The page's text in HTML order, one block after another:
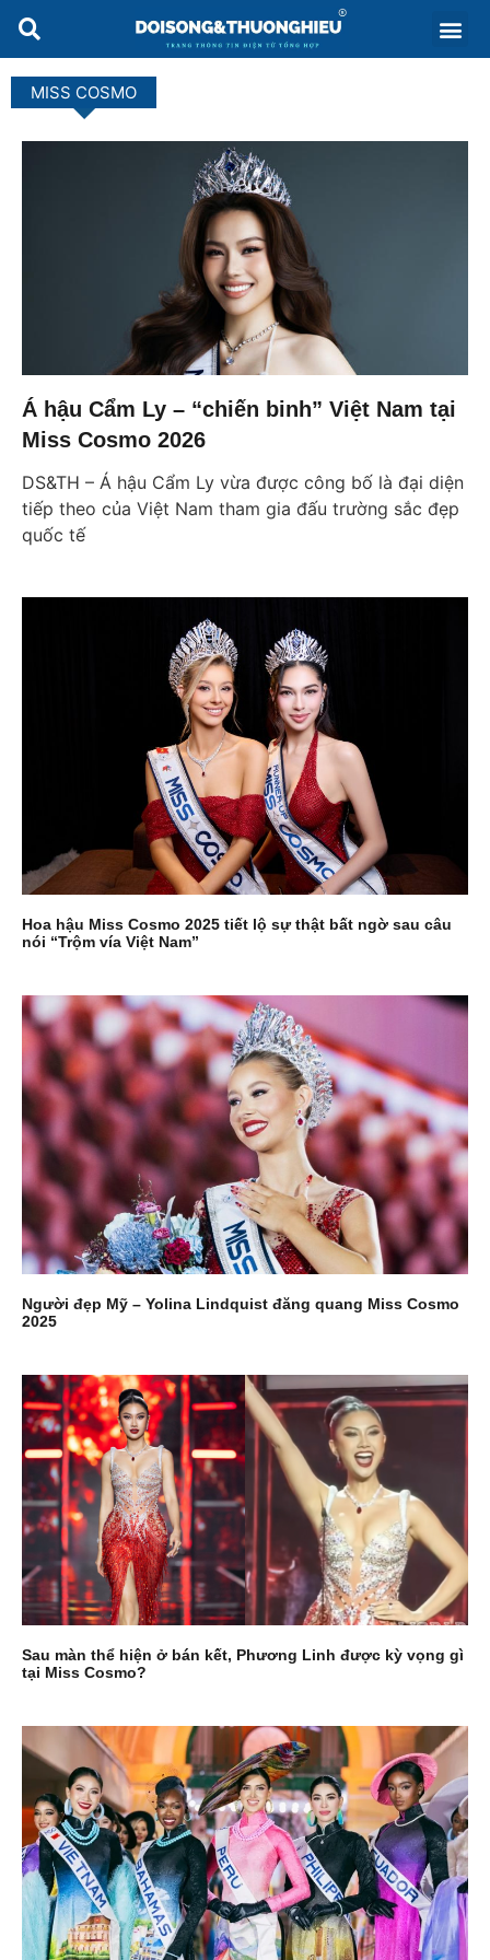
MISS COSMO
Á hậu Cẩm Ly – “chiến binh” Việt Nam tại
Miss Cosmo 2026
DS&TH – Á hậu Cẩm Ly vừa được công bố là đại diện
tiếp theo của Việt Nam tham gia đấu trường sắc đẹp
quốc tế
Hoa hậu Miss Cosmo 2025 tiết lộ sự thật bất ngờ sau câu
nói “Trộm vía Việt Nam”
Người đẹp Mỹ – Yolina Lindquist đăng quang Miss Cosmo
2025
Sau màn thể hiện ở bán kết, Phương Linh được kỳ vọng gì
tại Miss Cosmo?